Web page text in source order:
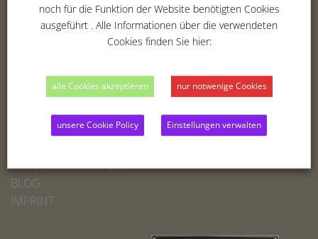
Fax : 02 02 - 283 354 -01
info@parkvilla-wuppertal.de
THE HOTEL
RELAX & RECREATION
BLOG
IMPRINT
noch für die Funktion der Website benötigten Cookies
ausgeführt . Alle Informationen über die verwendeten
Cookies finden Sie hier:
alle Cookies akzeptieren nur notwenige Cookies
unsere Cookie Policy Einstellungen verwalten